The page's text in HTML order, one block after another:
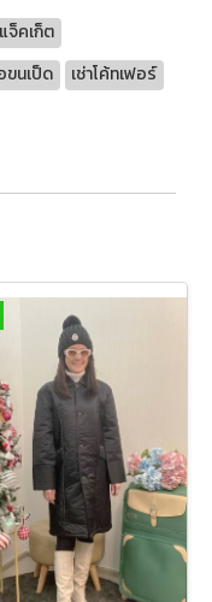
จ็คเก็ต
ขนเป็ด
เช่าโค้ทเฟอร์